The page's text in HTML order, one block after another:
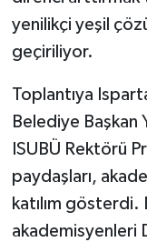
yenilikçi yeşil
geçiriliyor.
Toplantıya
Belediye Başkan
ISUBÜ Rektörü
paydaşları,
katılım
akademisyenleri